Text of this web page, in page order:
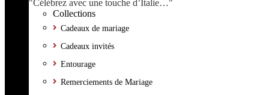
"Célébrez avec une touche d’Italie…"
Collections
Cadeaux de mariage
Cadeaux invités
Entourage
Remerciements de Mariage